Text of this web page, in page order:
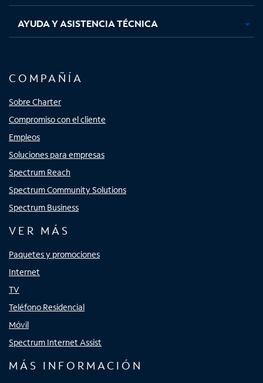
AYUDA Y ASISTENCIA TÉCNICA
COMPAÑÍA
Sobre Charter
Compromiso con el cliente
Empleos
Soluciones para empresas
Spectrum Reach
Spectrum Community Solutions
Spectrum Business
VER MÁS
Paquetes y promociones
Internet
TV
Teléfono Residencial
Móvil
Spectrum Internet Assist
MÁS INFORMACIÓN